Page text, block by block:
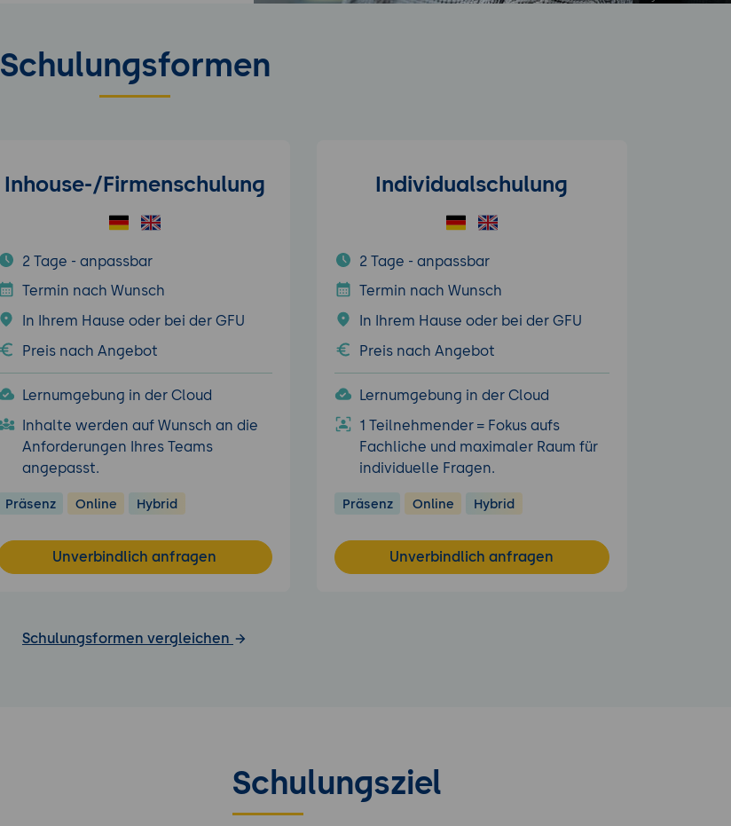
Schulungsformen
Inhouse-/Firmenschulung
2 Tage - anpassbar
Termin nach Wunsch
In Ihrem Hause oder bei der GFU
Preis nach Angebot
Lernumgebung in der Cloud
Inhalte werden auf Wunsch an die
Anforderungen Ihres Teams
angepasst.
Präsenz Online Hybrid
Unverbindlich anfragen
Individualschulung
2 Tage - anpassbar
Termin nach Wunsch
In Ihrem Hause oder bei der GFU
Preis nach Angebot
Lernumgebung in der Cloud
1 Teilnehmender = Fokus aufs
Fachliche und maximaler Raum für
individuelle Fragen.
Präsenz Online Hybrid
Unverbindlich anfragen
Schulungsformen vergleichen
Schulungsziel